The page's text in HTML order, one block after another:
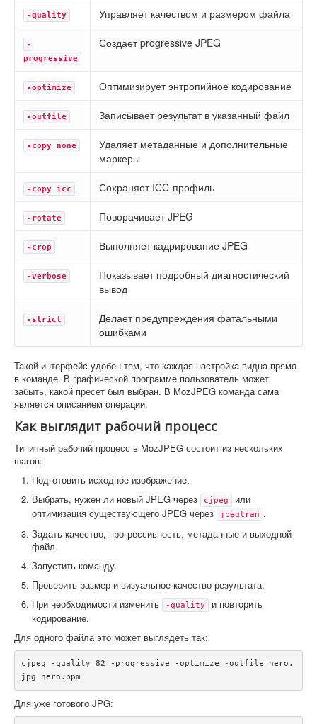
-quality Управляет качеством и размером файла
-
progressive
Создает progressive JPEG
-optimize Оптимизирует энтропийное кодирование
-outfile Записывает результат в указанный файл
-copy none
Удаляет метаданные и дополнительные
маркеры
-copy icc Сохраняет ICC-профиль
-rotate Поворачивает JPEG
-crop Выполняет кадрирование JPEG
-verbose
Показывает подробный диагностический
вывод
-strict
Делает предупреждения фатальными
ошибками
Такой интерфейс удобен тем, что каждая настройка видна прямо
в команде. В графической программе пользователь может
забыть, какой пресет был выбран. В MozJPEG команда сама
является описанием операции.
Как выглядит рабочий процесс
Типичный рабочий процесс в MozJPEG состоит из нескольких
шагов:
Подготовить исходное изображение.
Выбрать, нужен ли новый JPEG через
cjpeg
или
оптимизация существующего JPEG через
jpegtran .
Задать качество, прогрессивность, метаданные и выходной
файл.
Запустить команду.
Проверить размер и визуальное качество результата.
При необходимости изменить
-quality
и повторить
кодирование.
Для одного файла это может выглядеть так:
cjpeg -quality 82 -progressive -optimize -outfile hero.
jpg hero.ppm
Для уже готового JPG: